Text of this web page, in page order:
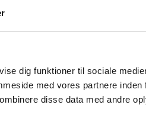
dig funktioner til sociale
med vores partnere inden
disse data med andre